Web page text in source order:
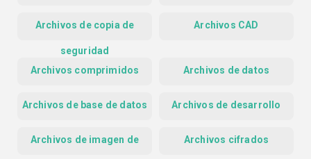
Archivos de copia de
seguridad
Archivos CAD
Archivos comprimidos Archivos de datos
Archivos de base de datos Archivos de desarrollo
Archivos de imagen de Archivos cifrados